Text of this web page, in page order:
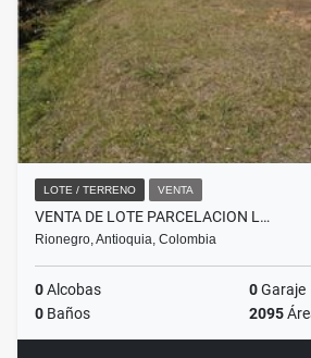
LOTE / TERRENO VENTA
VENTA DE LOTE PARCELACION L…
Rionegro, Antioquia, Colombia
0Alcobas 0Garaje
0 Baños 2095